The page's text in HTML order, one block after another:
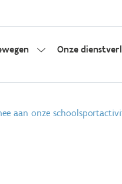
Onze
aan onze